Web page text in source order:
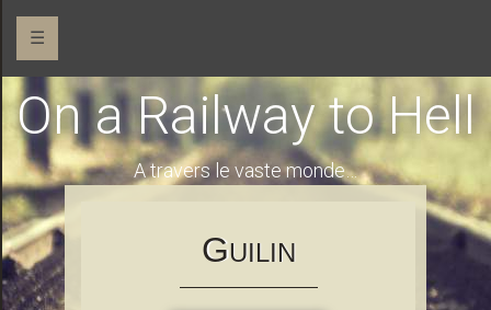
☰
On a Railway to Hell
A travers le vaste monde…
GUILIN